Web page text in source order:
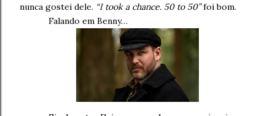
nunca gostei dele. “I took a chance. 50 to 50”foi bom.
Falando em Benny…